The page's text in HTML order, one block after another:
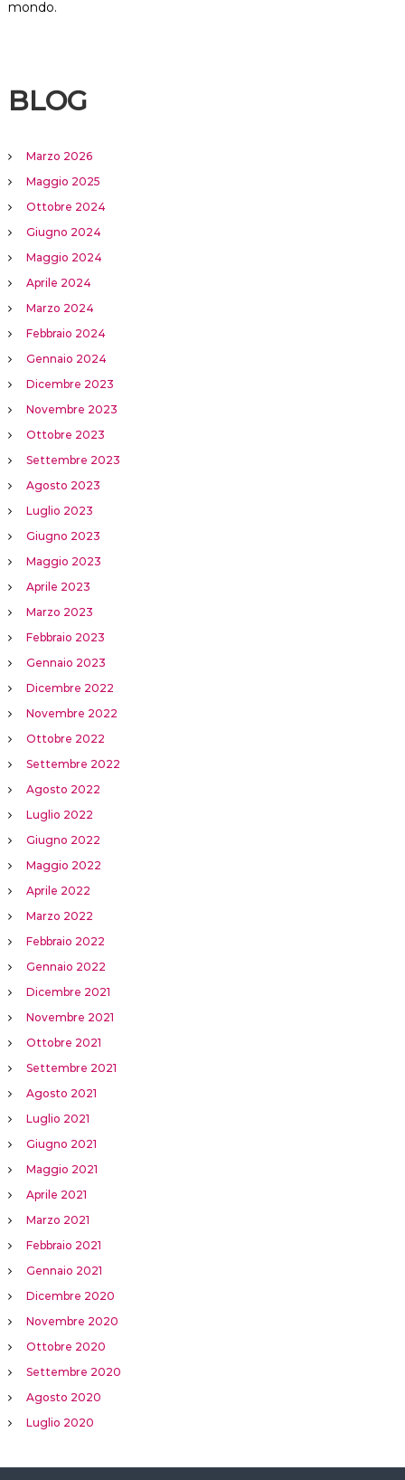
mondo.
BLOG
Marzo 2026
Maggio 2025
Ottobre 2024
Giugno 2024
Maggio 2024
Aprile 2024
Marzo 2024
Febbraio 2024
Gennaio 2024
Dicembre 2023
Novembre 2023
Ottobre 2023
Settembre 2023
Agosto 2023
Luglio 2023
Giugno 2023
Maggio 2023
Aprile 2023
Marzo 2023
Febbraio 2023
Gennaio 2023
Dicembre 2022
Novembre 2022
Ottobre 2022
Settembre 2022
Agosto 2022
Luglio 2022
Giugno 2022
Maggio 2022
Aprile 2022
Marzo 2022
Febbraio 2022
Gennaio 2022
Dicembre 2021
Novembre 2021
Ottobre 2021
Settembre 2021
Agosto 2021
Luglio 2021
Giugno 2021
Maggio 2021
Aprile 2021
Marzo 2021
Febbraio 2021
Gennaio 2021
Dicembre 2020
Novembre 2020
Ottobre 2020
Settembre 2020
Agosto 2020
Luglio 2020